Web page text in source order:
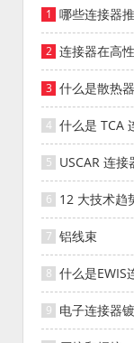
哪些连接器
连接器在高
什么是散热
什么是 TCA
USCAR 连
12 大技术趋
器的演变
铝线束
什么是EWIS
电子连接器